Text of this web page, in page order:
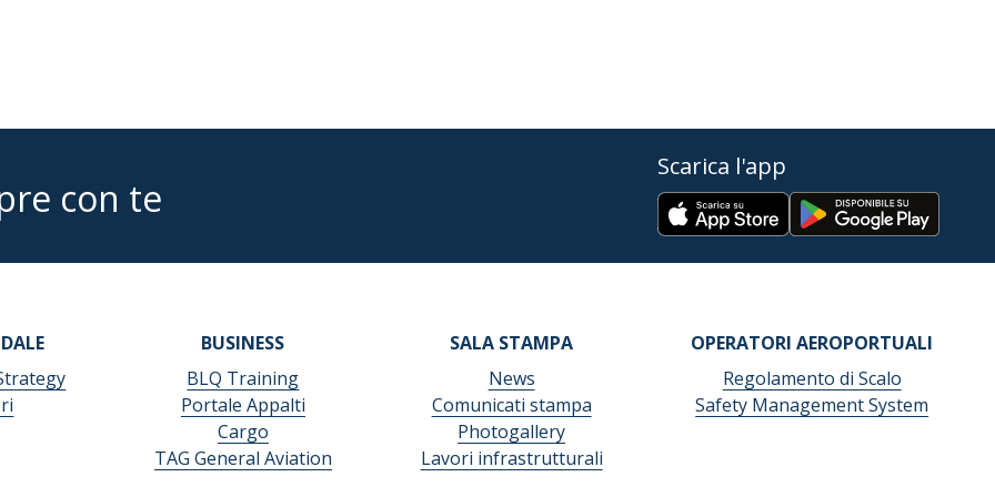
con te
Scarica l'app
BUSINESS
BLQ Training
Portale Appalti
Cargo
TAG General Aviation
SALA STAMPA
News
Comunicati stampa
Photogallery
Lavori infrastrutturali
OPERATORI AEROPORTUALI
Regolamento di Scalo
Safety Management System